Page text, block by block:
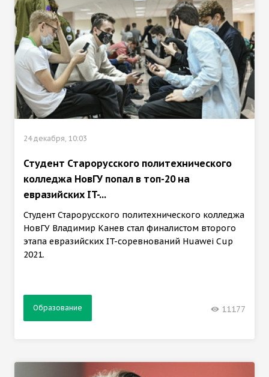
24 декабря, 10:03
Студент Старорусского политехнического
колледжа НовГУ попал в топ-20 на
евразийских IT-...
Студент Старорусского политехнического колледжа
НовГУ Владимир Канев стал финалистом второго
этапа евразийских IT-соревнований Huawei Cup
2021.
Образование 11177